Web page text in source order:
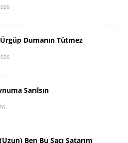
Ürgüp Dumanın Tütmez
Sarılsın
Ben Bu Saçı Satarım